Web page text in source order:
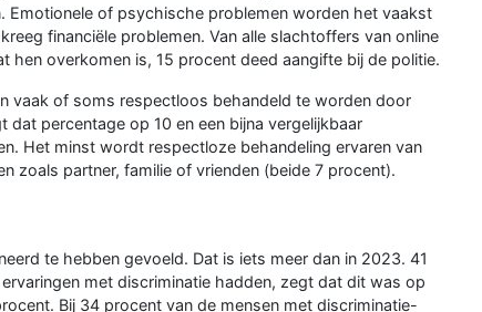
Emotionele of psychische problemen worden het vaakst
financiële problemen. Van alle slachtoffers van online
hen overkomen is, 15 procent deed aangifte bij de politie.
vaak of soms respectloos behandeld te worden door
percentage op 10 en een bijna vergelijkbaar
Het minst wordt respectloze behandeling ervaren van
zoals partner, familie of vrienden (beide 7 procent).
te hebben gevoeld. Dat is iets meer dan in 2023. 41
met discriminatie hadden, zegt dat dit was op
Bij 34 procent van de mensen met discriminatie-